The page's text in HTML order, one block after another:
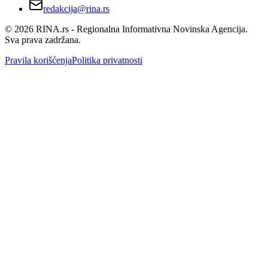
redakcija@rina.rs
© 2026 RINA.rs - Regionalna Informativna Novinska Agencija.
Sva prava zadržana.
Pravila korišćenjaPolitika privatnosti